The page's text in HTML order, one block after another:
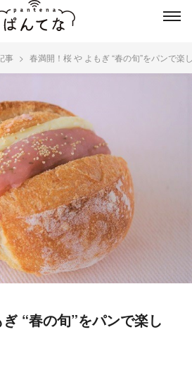
事 春満開！桜 や よもぎ “春の旬”をパンで楽
“春の旬”をパンで楽し